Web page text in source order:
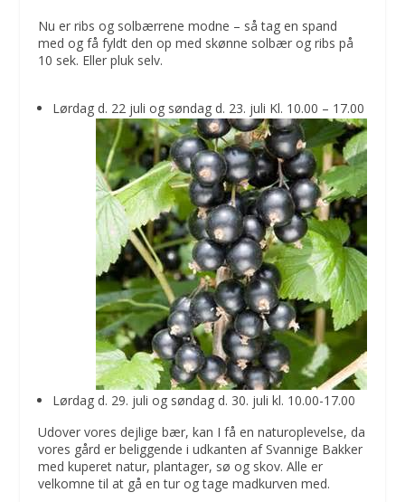
Nu er ribs og solbærrene modne – så tag en spand
med og få fyldt den op med skønne solbær og ribs på
10 sek. Eller pluk selv.
Lørdag d. 22 juli og søndag d. 23. juli Kl. 10.00 – 17.00
Lørdag d. 29. juli og søndag d. 30. juli kl. 10.00-17.00
Udover vores dejlige bær, kan I få en naturoplevelse, da
vores gård er beliggende i udkanten af Svannige Bakker
med kuperet natur, plantager, sø og skov. Alle er
velkomne til at gå en tur og tage madkurven med.